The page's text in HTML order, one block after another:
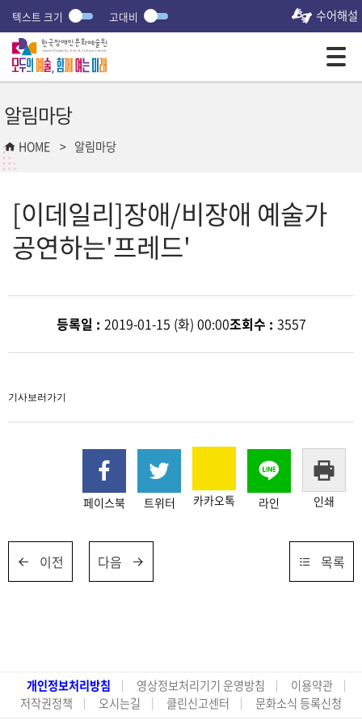
텍스트 크기 고대비 수어해설
알림마당
HOME 알림마당
[이데일리]장애/비장애 예술가
공연하는'프레드'
등록일 : 2019-01-15 (화) 00:00조회수 : 3557
기사보러가기
페이스북 트위터 카카오톡 라인 인쇄
이전 다음 목록
개인정보처리방침 영상정보처리기기 운영방침
이용약관
저작권정책
오시는길 클린신고센터 문화소식 등록신청